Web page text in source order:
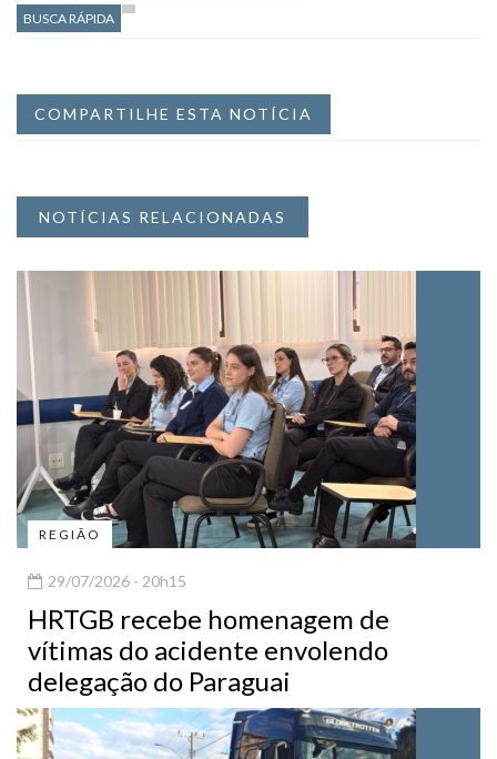
BUSCA RÁPIDA
COMPARTILHE ESTA NOTÍCIA
NOTÍCIAS RELACIONADAS
REGIÃO
29/07/2026 - 20h15
HRTGB recebe homenagem de
vítimas do acidente envolendo
delegação do Paraguai